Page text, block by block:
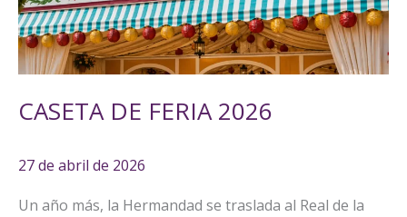
CASETA DE FERIA 2026
27 de abril de 2026
Un año más, la Hermandad se traslada al Real de la